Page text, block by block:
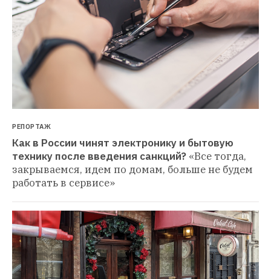
РЕПОРТАЖ
Как в России чинят электронику и бытовую
технику после введения санкций? «Все тогда,
закрываемся, идем по домам, больше не будем
работать в сервисе»